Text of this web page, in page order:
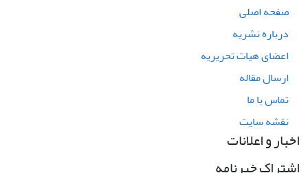
صفحه اصلی
درباره نشریه
اعضای هیات تحریریه
ارسال مقاله
تماس با ما
نقشه سایت
اخبار و اعلانات